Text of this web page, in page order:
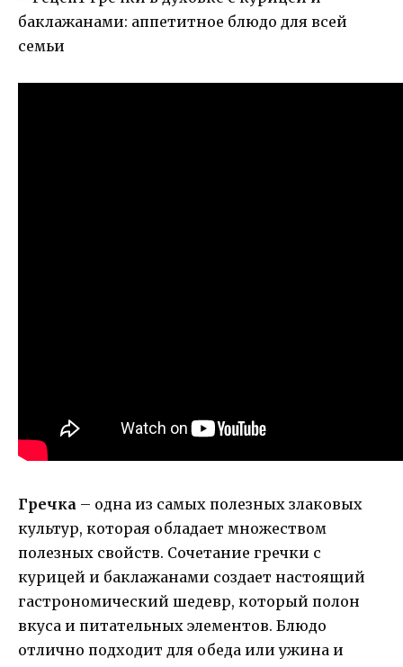
Гречка – одна из самых полезных злаковых
культур, которая обладает множеством
полезных свойств. Сочетание гречки с
курицей и баклажанами создает настоящий
гастрономический шедевр, который полон
вкуса и питательных элементов. Блюдо
отлично подходит для обеда или ужина и